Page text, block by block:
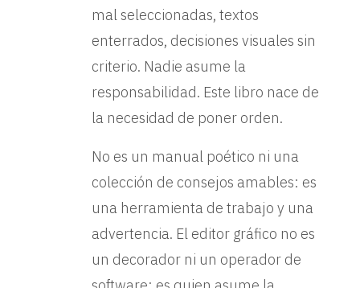
mal seleccionadas, textos
enterrados, decisiones visuales sin
criterio. Nadie asume la
responsabilidad. Este libro nace de
la necesidad de poner orden.
No es un manual poético ni una
colección de consejos amables: es
una herramienta de trabajo y una
advertencia. El editor gráfico no es
un decorador ni un operador de